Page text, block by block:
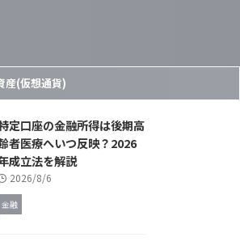
産(仮想通貨)
定口座の金融所得は後期高
者医療へいつ反映？2026
成立法を解説
2026/8/6
金融